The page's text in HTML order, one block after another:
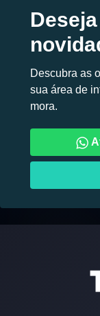
Descubra as
sua área de
mora.